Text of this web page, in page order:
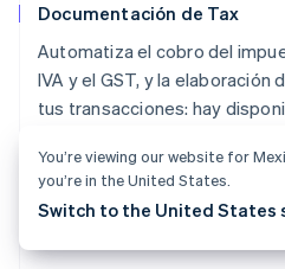
Documentación de Tax
Automatiza el cobro del
IVA y el GST, y la
tus transacciones: hay
Explorar la documentación
RAE de Hong Kong, China
English简体中文
Reino Unido
English
República Checa
Rumania
English
Singapur
Suecia
You’re viewing our website for
you’re in the United States.
Switch to the United States